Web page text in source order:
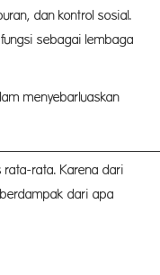
dan kontrol sosial.
sebagai lembaga
menyebarluaskan
rata-rata. Karena dari
dari apa